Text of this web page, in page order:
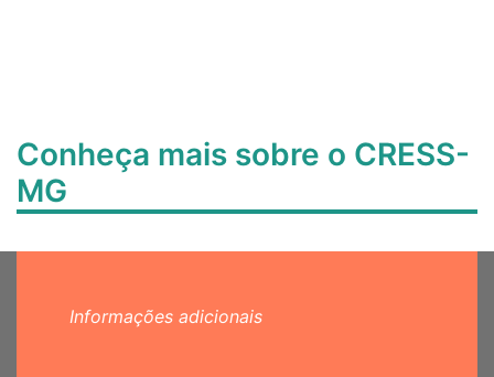
Conheça mais sobre o CRESS-
MG
Informações adicionais